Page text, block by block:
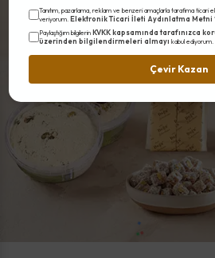
Tanıtım, pazarlama, reklam ve benzeri amaçlarla tarafıma ticari
veriyorum. Elektronik Ticari İleti Aydınlatma Metni
Paylaştığım bilgilerin KVKK kapsamında tarafınızca
üzerinden bilgilendirmeleri almayı kabul ediyorum.
Çevir Kazan